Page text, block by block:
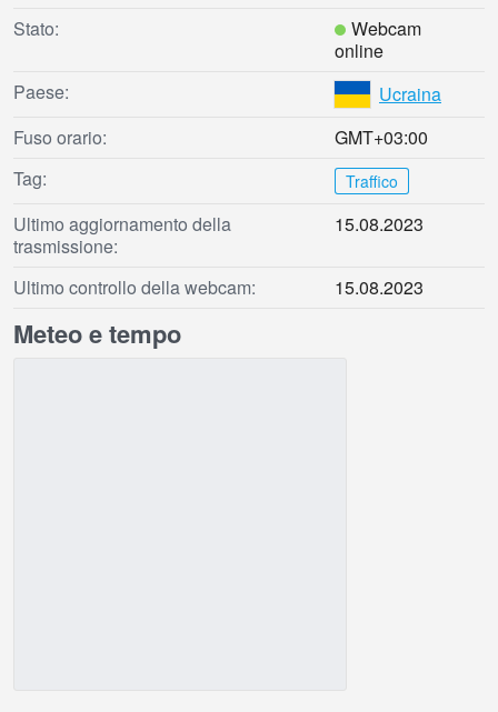
Stato:
Webcam
online
Paese:
Ucraina
Fuso orario:
GMT+03:00
Tag:
Traffico
Ultimo aggiornamento della
trasmissione:
15.08.2023
Ultimo controllo della webcam: 15.08.2023
Meteo e tempo